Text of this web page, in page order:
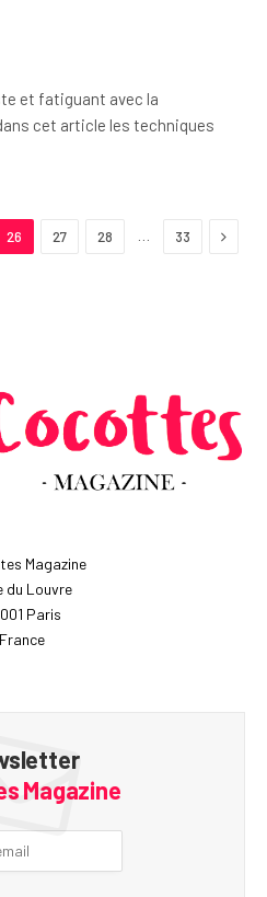
et fatiguant avec la
cet article les techniques
26 27 28 33 Next
Magazine
du Louvre
Paris
France
Magazine